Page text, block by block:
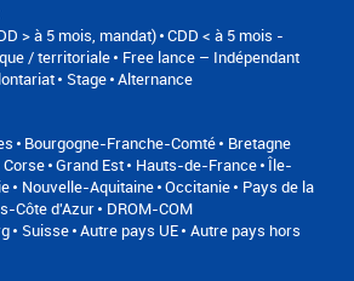
> à 5 mois, mandat) CDD < à 5 mois -
/ territoriale
Free lance – Indépendant
Stage Alternance
Bourgogne-Franche-Comté
Bretagne
Corse Grand Est Hauts-de-France Île-
Nouvelle-Aquitaine Occitanie
Pays de la
Côte d'Azur
DROM-COM
Suisse Autre pays UE Autre pays hors